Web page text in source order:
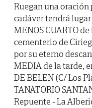
Ruegan una
cadáver tendrá lugar
MENOS CUARTO
cementerio de
por su eterno
MEDIA de la tarde,
DE BELEN (C/ Los
TANATORIO
Repuente - La